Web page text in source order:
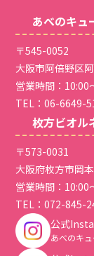
あべのキュ
〒545-0052
大阪市阿倍野区
営業時間：10:00
TEL：06-6649-
枚方ビオル
〒573-0031
大阪府枚方市岡
営業時間：
TEL：072-845-
公式
あべのキ